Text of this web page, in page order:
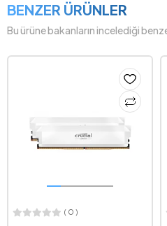
BENZER ÜRÜNLER
Bu ürüne bakanların incelediği
( 0 )